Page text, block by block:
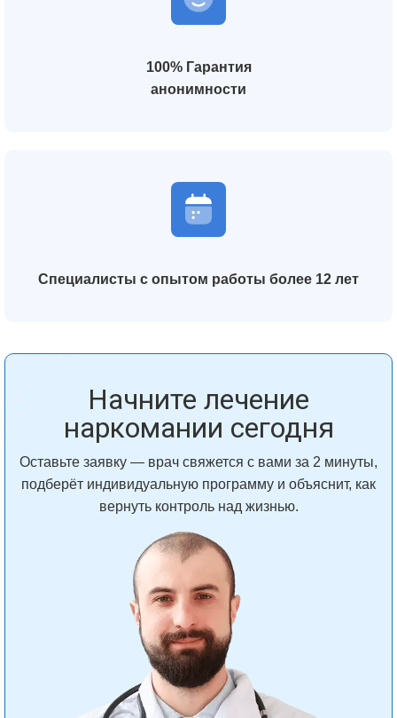
100% Гарантия
анонимности
Специалисты с опытом работы более 12 лет
Начните лечение
наркомании сегодня
Оставьте заявку — врач свяжется с вами за 2 минуты,
подберёт индивидуальную программу и объяснит, как
вернуть контроль над жизнью.